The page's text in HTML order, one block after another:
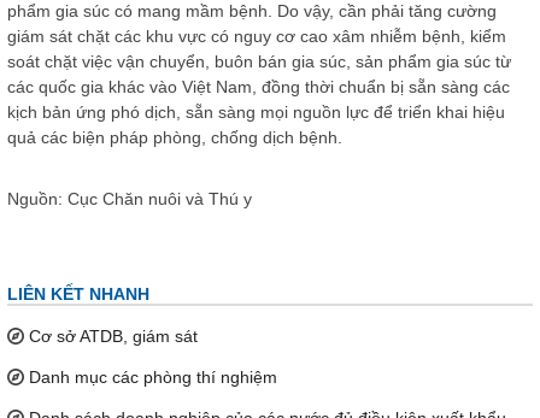
phẩm gia súc có mang mầm bệnh. Do vậy, cần phải tăng cường
giám sát chặt các khu vực có nguy cơ cao xâm nhiễm bệnh, kiểm
soát chặt việc vận chuyển, buôn bán gia súc, sản phẩm gia súc từ
các quốc gia khác vào Việt Nam, đồng thời chuẩn bị sẵn sàng các
kịch bản ứng phó dịch, sẵn sàng mọi nguồn lực để triển khai hiệu
quả các biện pháp phòng, chống dịch bệnh.
Nguồn: Cục Chăn nuôi và Thú y
LIÊN KẾT NHANH
Cơ sở ATDB, giám sát
Danh mục các phòng thí nghiệm